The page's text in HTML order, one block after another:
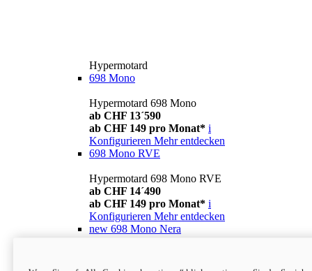
Hypermotard
698 Mono
Hypermotard 698 Mono
ab CHF 13´590
ab CHF 149 pro Monat* i
Konfigurieren Mehr entdecken
698 Mono RVE
Hypermotard 698 Mono RVE
ab CHF 14´490
ab CHF 149 pro Monat* i
Konfigurieren Mehr entdecken
new 698 Mono Nera
ab CHF 13´990